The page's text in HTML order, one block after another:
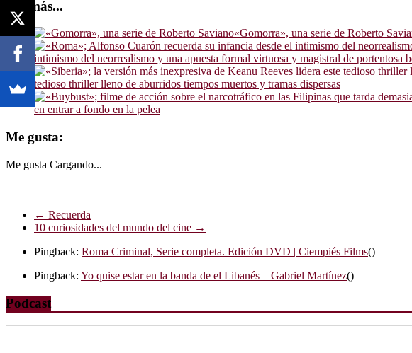
Además...
«Gomorra», una serie de Roberto
intimismo del neorrealismo y una apuesta formal virtuosa y magistral de portentosa
tedioso thriller lleno de aburridos tiempos muertos y tramas dispersas
en entrar a fondo en la pelea
Me gusta:
Me gusta Cargando...
← Recuerda
10 curiosidades del mundo del cine →
Pingback: Roma Criminal, Serie completa. Edición DVD | Ciempiés Films()
Pingback: Yo quise estar en la banda de el Libanés – Gabriel Martínez()
Podcast